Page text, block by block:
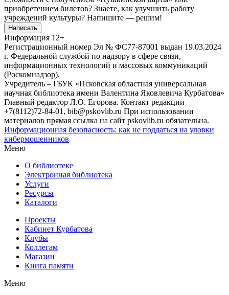
приобретением билетов? Знаете, как улучшить работу
учреждений культуры? Напишите — решим!
Написать
Информация 12+
Регистрационный номер Эл № ФС77-87001 выдан 19.03.2024
г. Федеральной службой по надзору в сфере связи,
информационных технологий и массовых коммуникаций
(Роскомнадзор).
Учредитель – ГБУК «Псковская областная универсальная
научная библиотека имени Валентина Яковлевича Курбатова»
Главный редактор Л.О. Егорова. Контакт редакции
+7(8112)72-84-01, bib@pskovlib.ru При использовании
материалов прямая ссылка на сайт pskovlib.ru обязательна.
Информационная безопасность: как не поддаться на уловки
кибермошенников
Меню
О библиотеке
Электронная библиотека
Услуги
Ресурсы
Каталоги
Проекты
Кабинет Курбатова
Клубы
Коллегам
Магазин
Книга памяти
Меню